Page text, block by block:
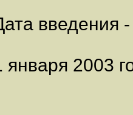
введения -
января 2003